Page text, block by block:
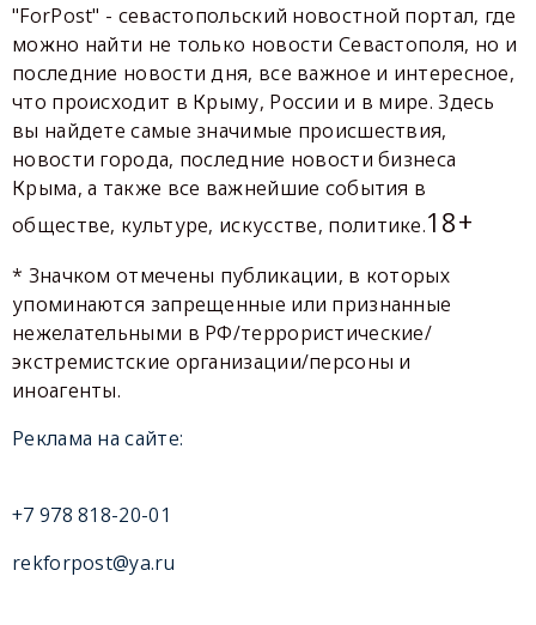
"ForPost" - севастопольский новостной портал, где
можно найти не только новости Севастополя, но и
последние новости дня, все важное и интересное,
что происходит в Крыму, России и в мире. Здесь
вы найдете самые значимые происшествия,
новости города, последние новости бизнеса
Крыма, а также все важнейшие события в
обществе, культуре, искусстве, политике.18+
* Значком отмечены публикации, в которых
упоминаются запрещенные или признанные
нежелательными в РФ/террористические/
экстремистские организации/персоны и
иноагенты.
Реклама на сайте:
+7 978 818-20-01
rekforpost@ya.ru